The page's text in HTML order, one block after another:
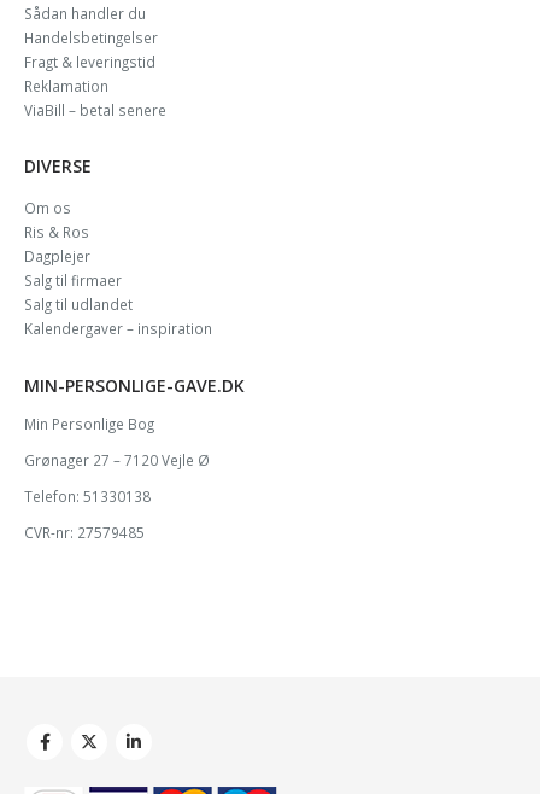
Sådan handler du
Handelsbetingelser
Fragt & leveringstid
Reklamation
ViaBill – betal senere
DIVERSE
Om os
Ris & Ros
Dagplejer
Salg til firmaer
Salg til udlandet
Kalendergaver – inspiration
MIN-PERSONLIGE-GAVE.DK
Min Personlige Bog
Grønager 27 – 7120 Vejle Ø
Telefon: 51330138
CVR-nr: 27579485